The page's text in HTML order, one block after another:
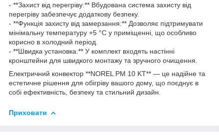
- **Захист від перегріву:** Вбудована система захисту від
перегріву забезпечує додаткову безпеку.
- **Функція захисту від замерзання:** Дозволяє підтримувати
мінімальну температуру +5 °C у приміщенні, що особливо
корисно в холодний період.
- **Швидка установка:** У комплект входять настінні
кронштейни для швидкого монтажу та зручного очищення.
Електричний конвектор **NOREL PM 10 KT** — це надійне та
естетичне рішення для обігріву вашого дому, що поєднує в
собі ефективність, безпеку та стильний дизайн.
Приховати